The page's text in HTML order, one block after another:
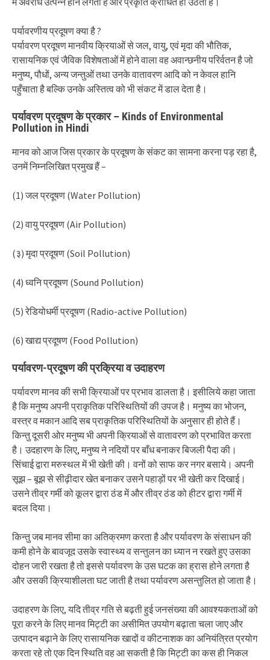
पर्यावरणीय प्रदूषण क्या है ?
पर्यावरण प्रदूषण मानवीय क्रियाओं से जल, वायु, एवं मृदा की भौतिक,
रासायनिक एवं जैविक विशेषताओं में होने वाला वह अवान्छनीय परिर्वतन है जो
मनुष्य, पौधों, अन्य जन्तुओं तथा उनके वातावरण आदि को न केवल हानि
पहुँचाता है बल्कि उनके अस्तित्व को भी संकट में डाल देता है।
पर्यावरण प्रदूषण के प्रकार – Kinds of Environmental
Pollution in Hindi
मानव को आज जिस प्रकार के प्रदूषण के संकट का सामना करना पड़ रहा है,
उनमें निम्नलिखित प्रमुख हैं –
(1) जल प्रदूषण (Water Pollution)
(2) वायु प्रदूषण (Air Pollution)
(३) मृदा प्रदूषण (Soil Pollution)
(4) ध्वनि प्रदूषण (Sound Pollution)
(5) रेडियोधर्मी प्रदूषण (Radio-active Pollution)
(6) खाद्य प्रदूषण (Food Pollution)
पर्यावरण-प्रदूषण की प्रक्रिया व उदाहरण
पर्यावरण मानव की सभी क्रियाओं पर प्रभाव डालता है। इसीलिये कहा जाता
है कि मनुष्य अपनी प्राकृतिक परिस्थितियों की उपज है। मनुष्य का भोजन,
वस्त्र व मकान आदि सब प्राकृतिक परिस्थितियों के अनुसार ही होते हैं।
किन्तु दूसरी ओर मनुष्य भी अपनी क्रियाओं से वातावरण को प्रभावित करता
है। उदहारण के लिए, मनुष्य ने नदियों पर बाँध बनाकर बिजली पैदा की।
सिंचाई द्वारा मरुस्थल में भी खेती की। वनों को साफ कर नगर बसाये। अपनी
सूझ – बूझ से सीढ़ीदार खेत बनाकर उसने पहाड़ों पर भी खेती कर दिखाई।
उसने तीव्र गर्मी को कूलर द्वारा ठंड में और तीव्र ठंड को हीटर द्वारा गर्मी में
बदल दिया।
किन्तु जब मानव सीमा का अतिक्रमण करता है और पर्यावरण के संसाधन की
कमी होने के बावजूद उसके स्वास्थ्य व सन्तुलन का ध्यान न रखते हुए उसका
दोहन जारी रखता है तो इससे पर्यावरण के उस घटक का ह्रास होने लगता है
और उसकी क्रियाशीलता घट जाती है तथा पर्यावरण असन्तुलित हो जाता है।
उदाहरण के लिए, यदि तीव्र गति से बढ़ती हुई जनसंख्या की आवश्यकताओं को
पूरा करने के लिए मानव मिट्टी का असीमित उपयोग बढ़ाता चला जाए और
उत्पादन बढ़ाने के लिए रासायनिक खादों व कीटनाशक का अनियंत्रित प्रयोग
करता रहे तो एक दिन स्थिति वह आ सकती है कि मिट्टी का कस ही निकल